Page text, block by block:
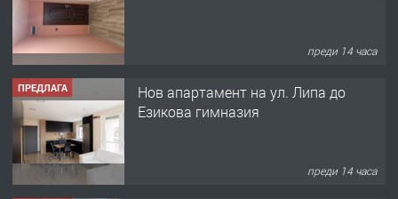
преди 14 часа
ПРЕДЛАГА
Нов апартамент на ул. Липа до
Езикова гимназия
преди 14 часа